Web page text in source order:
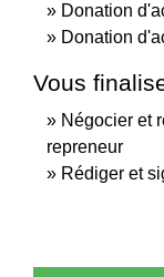
Donation
Donation
Vous
Négocier et
repreneur
Rédiger et